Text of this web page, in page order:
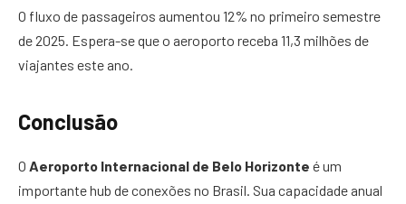
O fluxo de passageiros aumentou 12% no primeiro semestre
de 2025. Espera-se que o aeroporto receba 11,3 milhões de
viajantes este ano.
Conclusão
O Aeroporto Internacional de Belo Horizonte é um
importante hub de conexões no Brasil. Sua capacidade anual